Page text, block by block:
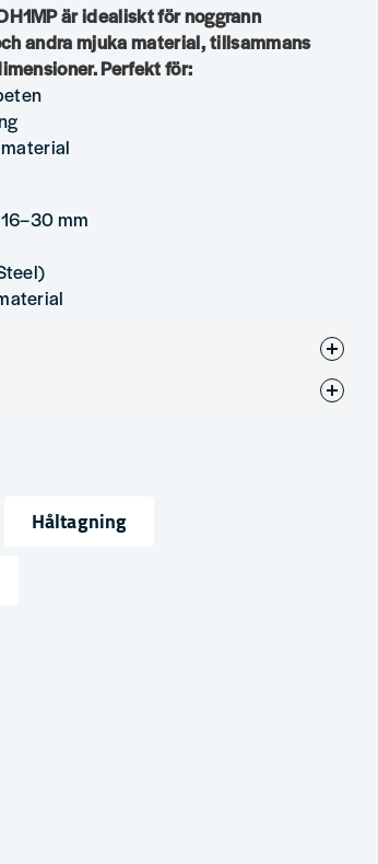
är idealiskt för noggrann
andra mjuka material, tillsammans
Perfekt för:
mm
Håltagning